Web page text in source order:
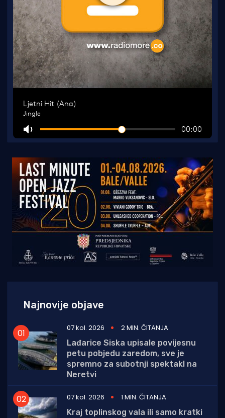
Najnovije objave
07 kol. 2026
2 MIN. ČITANJA
Lađarice Siska upisale povijesnu
petu pobjedu zaredom, sve je
spremno za subotnji spektakl na
Neretvi
07 kol. 2026
1 MIN. ČITANJA
Kraj toplinskog vala ili samo kratki